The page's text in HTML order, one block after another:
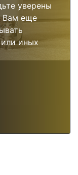
уверены
Вам еще
иных